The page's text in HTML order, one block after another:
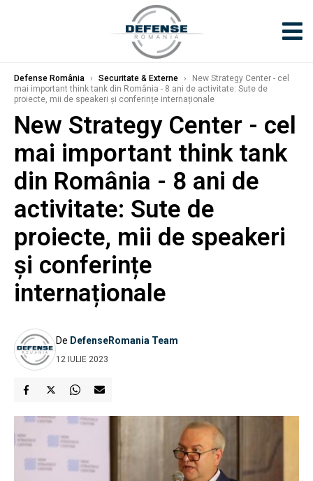
Defense România › Securitate & Externe ›
New Strategy Center - cel
mai important think tank din România - 8 ani de activitate: Sute de
proiecte, mii de speakeri și conferințe internaționale
New Strategy Center - cel
mai important think tank
din România - 8 ani de
activitate: Sute de
proiecte, mii de speakeri
și conferințe
internaționale
De DefenseRomania Team
12 IULIE 2023